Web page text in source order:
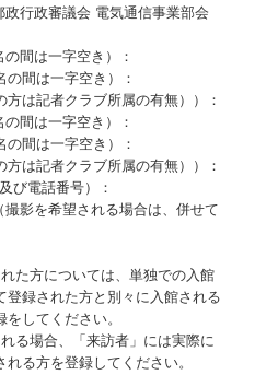
行政審議会 電気通信事業部会
間は一字空き）：
は一字空き）：
記者クラブ所属の有無））：
間は一字空き）：
は一字空き）：
記者クラブ所属の有無））：
電話番号）：
影を希望される場合は、併せて
た方については、単独での入館
登録された方と別々に入館される
してください。
る場合、「来訪者」には実際に
る方を登録してください。